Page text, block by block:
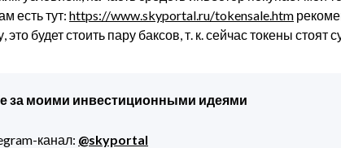
есть тут: https://www.skyportal.ru/tokensale.htm
это будет стоить пару баксов, т. к. сейчас токены стоят
за моими инвестиционными идеями
канал: @skyportal